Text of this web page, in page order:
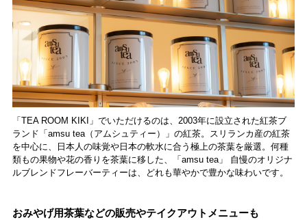
「TEA ROOM KIKI」でいただけるのは、2003年に設立された紅茶ブ
ランド「amsu tea（アムシュティー）」の紅茶。スリランカ産の紅茶
を中心に、日本人の味覚や日本の軟水に合う極上の茶葉を厳選。何種
類もの果物や花の香りを茶葉に移した、「amsu tea」 自慢のオリジナ
ルブレンドフレーバーティーは、どれも華やかで豊かな味わいです。
おみやげ用茶葉などの販売やテイクアウトメニューも